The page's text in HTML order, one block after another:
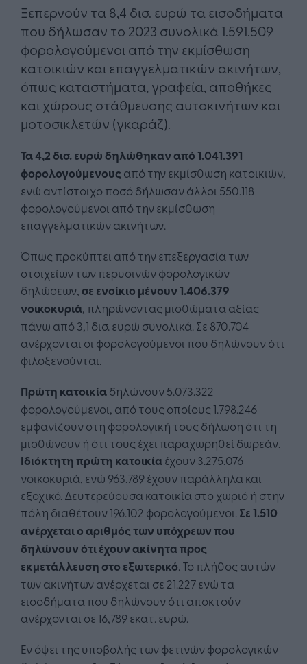
Ξεπερνούν τα 8,4 δισ. ευρώ τα εισοδήματα
που δήλωσαν το 2023 συνολικά 1.591.509
φορολογούμενοι από την εκμίσθωση
κατοικιών και επαγγελματικών ακινήτων,
όπως καταστήματα, γραφεία, αποθήκες
και χώρους στάθμευσης αυτοκινήτων και
μοτοσικλετών (γκαράζ).
Τα 4,2 δισ. ευρώ δηλώθηκαν από 1.041.391
φορολογούμενους από την εκμίσθωση κατοικιών,
ενώ αντίστοιχο ποσό δήλωσαν άλλοι 550.118
φορολογούμενοι από την εκμίσθωση
επαγγελματικών ακινήτων.
Όπως προκύπτει από την επεξεργασία των
στοιχείων των περυσινών φορολογικών
δηλώσεων, σε ενοίκιο μένουν 1.406.379
νοικοκυριά, πληρώνοντας μισθώματα αξίας
πάνω από 3,1 δισ. ευρώ συνολικά. Σε 870.704
ανέρχονται οι φορολογούμενοι που δηλώνουν ότι
φιλοξενούνται.
Πρώτη κατοικίαδηλώνουν 5.073.322
φορολογούμενοι, από τους οποίους 1.798.246
εμφανίζουν στη φορολογική τους δήλωση ότι τη
μισθώνουν ή ότι τους έχει παραχωρηθεί δωρεάν.
Ιδιόκτητη πρώτη κατοικίαέχουν 3.275.076
νοικοκυριά, ενώ 963.789 έχουν παράλληλα και
εξοχικό. Δευτερεύουσα κατοικία στο χωριό ή στην
πόλη διαθέτουν 196.102 φορολογούμενοι. Σε 1.510
ανέρχεται ο αριθμός των υπόχρεων που
δηλώνουν ότι έχουν ακίνητα προς
εκμετάλλευση στο εξωτερικό. Το πλήθος αυτών
των ακινήτων ανέρχεται σε 21.227 ενώ τα
εισοδήματα που δηλώνουν ότι αποκτούν
ανέρχονται σε 16,789 εκατ. ευρώ.
Εν όψει της υποβολής των φετινών φορολογικών